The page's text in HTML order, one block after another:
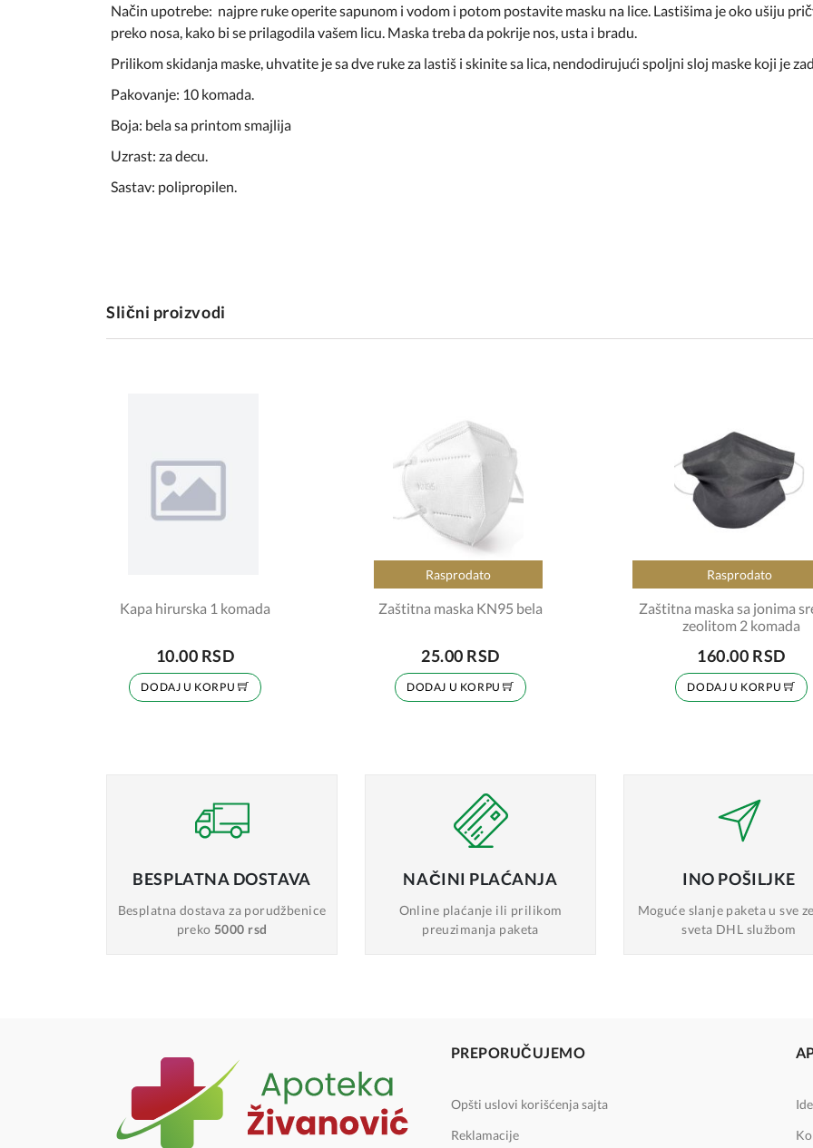
Način upotrebe: najpre ruke operite sapunom i vodom i potom postavite masku na lice. Lastišima je oko ušiju
preko nosa, kako bi se prilagodila vašem licu. Maska treba da pokrije nos, usta i bradu.
Prilikom skidanja maske, uhvatite je sa dve ruke za lastiš i skinite sa lica, nendodirujući spoljni sloj maske koji je
Pakovanje: 10 komada.
Boja: bela sa printom smajlija
Uzrast: za decu.
Sastav: polipropilen.
Slični proizvodi
Kapa hirurska 1 komada
10.00 RSD
DODAJ U KORPU
Rasprodato
Zaštitna maska KN95 bela
25.00 RSD
DODAJ U KORPU
Rasprodato
Zaštitna maska sa jonima
zeolitom 2 komada
160.00 RSD
DODAJ U KORPU
BESPLATNA DOSTAVA
Besplatna dostavaza porudžbenice
preko 5000 rsd
NAČINI PLAĆANJA
Online plaćanje ili prilikom
preuzimanja paketa
INO POŠILJKE
Moguće slanje paketa u sve
sveta DHL službom
PREPORUČUJEMO
Opšti uslovi korišćenja sajta
Reklamacije